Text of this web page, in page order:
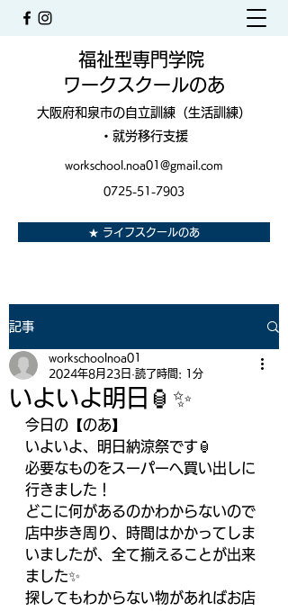
福祉型専門学院
ワークスクールのあ
大阪府和泉市の自立訓練（生活訓練）
・就労移行支援
workschool.noa01@gmail.com
0725-51-7903
★ ライフスクールのあ
記事
いよいよ明日🏮✨
workschoolnoa01
2024年8月23日 読了時間: 1分
今日の【のあ】
いよいよ、明日納涼祭です🏮
必要なものをスーパーへ買い出しに
行きました！
どこに何があるのかわからないので
店中歩き周り、時間はかかってしま
いましたが、全て揃えることが出来
ました✨
探してもわからない物があればお店